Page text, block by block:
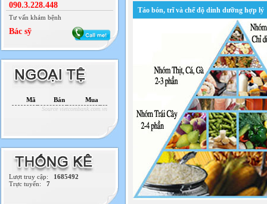
090.3.228.448
Tư vấn khám bệnh
Bác sỹ
Mã Bán Mua
Source vietcombank.com.vn
Lượt truy cập: 1685492
Trực tuyến: 7
Táo bón, trĩ và chế độ dinh dưỡng hợp lý